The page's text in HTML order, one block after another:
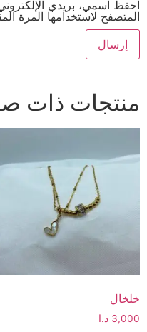
احفظ اسمي، بريدي
المتصفح لاستخدامها المرة
منتجات ذات
خلخال
3,000 د.ا